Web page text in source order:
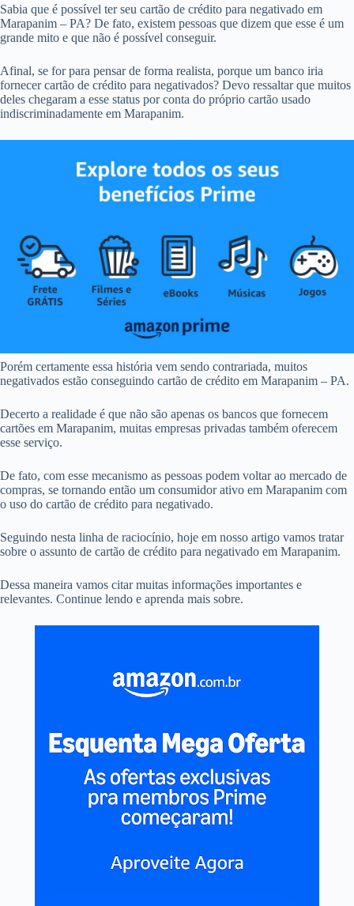
Sabia que é possível ter seu cartão de crédito para negativado em
Marapanim – PA? De fato, existem pessoas que dizem que esse é um
grande mito e que não é possível conseguir.
Afinal, se for para pensar de forma realista, porque um banco iria
fornecer cartão de crédito para negativados? Devo ressaltar que muitos
deles chegaram a esse status por conta do próprio cartão usado
indiscriminadamente em Marapanim.
Porém certamente essa história vem sendo contrariada, muitos
negativados estão conseguindo cartão de crédito em Marapanim – PA.
Decerto a realidade é que não são apenas os bancos que fornecem
cartões em Marapanim, muitas empresas privadas também oferecem
esse serviço.
De fato, com esse mecanismo as pessoas podem voltar ao mercado de
compras, se tornando então um consumidor ativo em Marapanim com
o uso do cartão de crédito para negativado.
Seguindo nesta linha de raciocínio, hoje em nosso artigo vamos tratar
sobre o assunto de cartão de crédito para negativado em Marapanim.
Dessa maneira vamos citar muitas informações importantes e
relevantes. Continue lendo e aprenda mais sobre.